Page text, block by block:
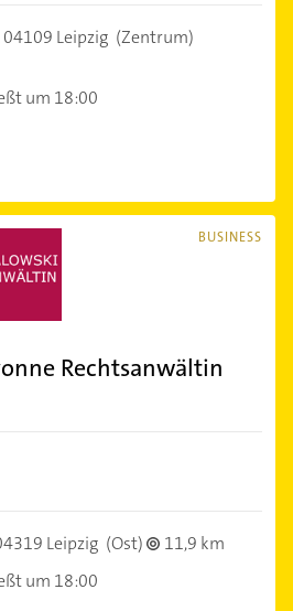
04109 Leipzig (Zentrum)
um 18:00
BUSINESS
Rechtsanwältin
Leipzig (Ost)
11,9 km
um 18:00